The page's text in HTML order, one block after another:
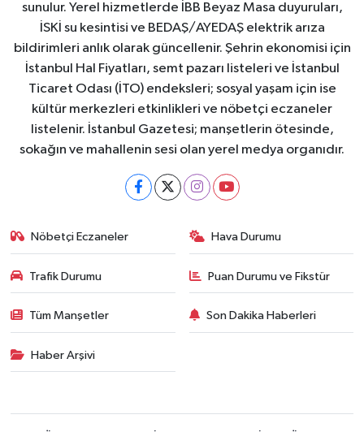
sunulur. Yerel hizmetlerde İBB Beyaz Masa duyuruları,
İSKİ su kesintisi ve BEDAŞ/AYEDAŞ elektrik arıza
bildirimleri anlık olarak güncellenir. Şehrin ekonomisi için
İstanbul Hal Fiyatları, semt pazarı listeleri ve İstanbul
Ticaret Odası (İTO) endeksleri; sosyal yaşam için ise
kültür merkezleri etkinlikleri ve nöbetçi eczaneler
listelenir. İstanbul Gazetesi; manşetlerin ötesinde,
sokağın ve mahallenin sesi olan yerel medya organıdır.
Nöbetçi Eczaneler Hava Durumu
Trafik Durumu Puan Durumu ve Fikstür
Tüm Manşetler Son Dakika Haberleri
Haber Arşivi